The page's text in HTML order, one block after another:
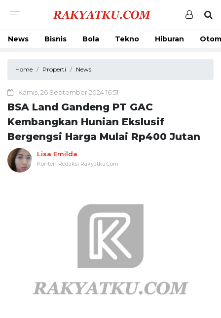
News Bisnis Bola Tekno Hiburan
Home Properti News
Kamis, 26 September 2024 16:51
BSA Land Gandeng PT GAC
Kembangkan Hunian Ekslusif
Bergengsi Harga Mulai Rp400 Jutan
Lisa Emilda
Konten Redaksi Rakyatku.Com